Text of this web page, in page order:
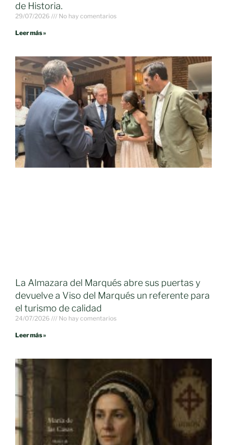
de Historia.
29/07/2026 No hay comentarios
Leer más »
La Almazara del Marqués abre sus puertas y
devuelve a Viso del Marqués un referente para
el turismo de calidad
24/07/2026 No hay comentarios
Leer más »